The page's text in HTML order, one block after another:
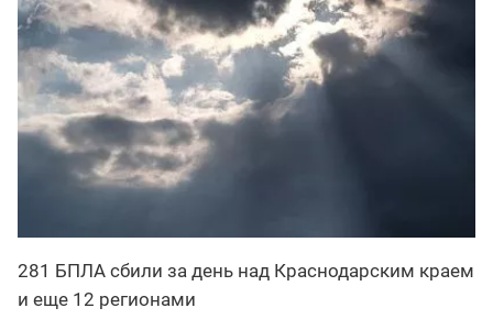
281 БПЛА сбили за день над Краснодарским краем
и еще 12 регионами